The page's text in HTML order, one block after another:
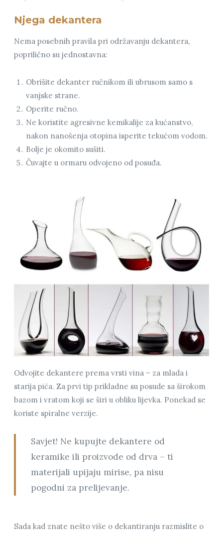
Njega dekantera
Nema posebnih pravila pri održavanju dekantera,
poprilično su jednostavna:
Obrišite dekanter ručnikom ili ubrusom samo s
vanjske strane.
Operite ručno.
Ne koristite agresivne kemikalije za kućanstvo,
nakon nanošenja otopina isperite tekućom vodom.
Bolje je okomito sušiti.
Čuvajte u ormaru odvojeno od posuđa.
Odvojite dekantere prema vrsti vina – za mlada i
starija pića. Za prvi tip prikladne su posude sa širokom
bazom i vratom koji se širi u obliku lijevka. Ponekad se
koriste spiralne verzije.
Savjet! Ne kupujte dekantere od
keramike ili proizvode od drva – ti
materijali upijaju mirise, pa nisu
pogodni za prelijevanje.
Sada kad znate nešto više o dekantiranju razmislite o